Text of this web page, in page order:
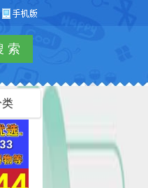
免费发布微商货源信息，免费发布
索
类